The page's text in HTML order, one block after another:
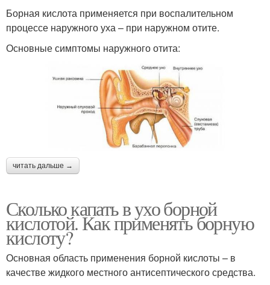
Борная кислота применяется при воспалительном
процессе наружного уха – при наружном отите.
Основные симптомы наружного отита:
читать дальше →
Сколько капать в ухо борной
кислотой. Как применять борную
кислоту?
Основная область применения борной кислоты – в
качестве жидкого местного антисептического средства.